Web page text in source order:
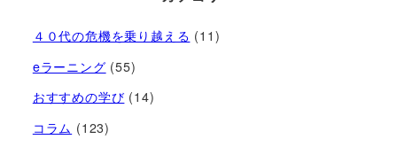
４０代の危機を乗り越える (11)
eラーニング (55)
おすすめの学び (14)
コラム (123)